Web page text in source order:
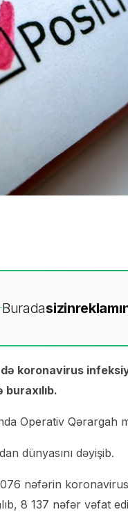
Buradasizin
koronavirus
Operativ Qərargah
dünyasını dəyişib.
nəfərin
8 137 nəfər vəfat